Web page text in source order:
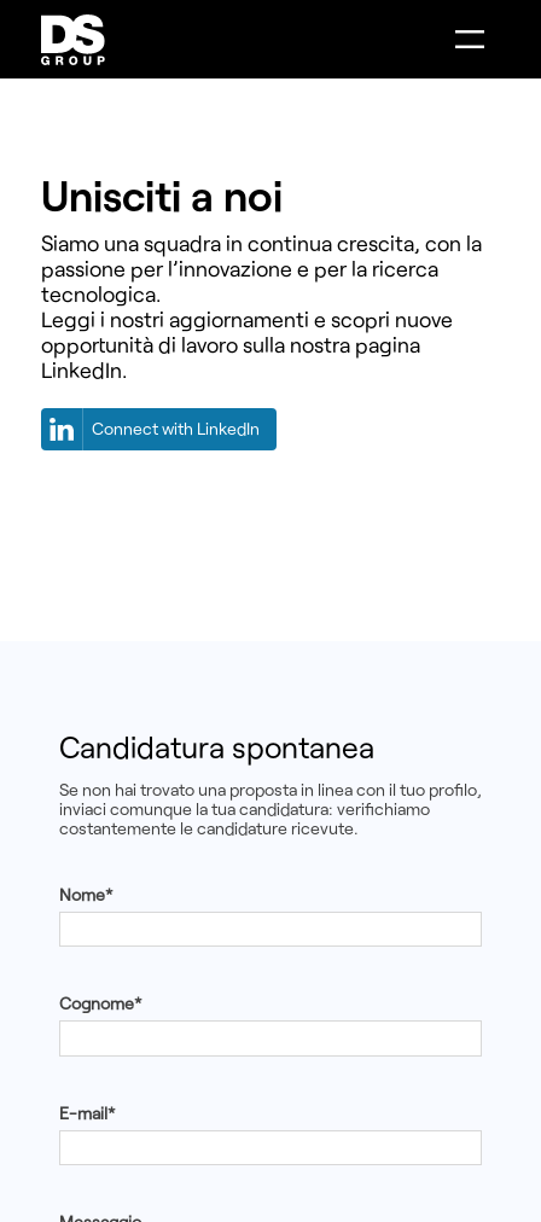
Distance Sales
AI Make
Intelligenza Artificiale
Mobile Solutions
Customer Engagement
System Integration
Intelligenza Artificiale
Digital Boutique
Smart Showroom
AI Make
Unisciti a noi
Siamo una squadra in continua crescita, con la
passione per l’innovazione e per la ricerca
tecnologica.
Leggi i nostri aggiornamenti e scopri nuove
opportunità di lavoro sulla nostra pagina
LinkedIn.
Connect with LinkedIn
Candidatura spontanea
Se non hai trovato una proposta in linea con il tuo profilo,
inviaci comunque la tua candidatura: verifichiamo
costantemente le candidature ricevute.
Nome*
Cognome*
E-mail*